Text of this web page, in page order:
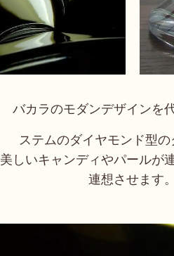
バカラのモダンデザインを
ステムのダイヤモンド型
美しいキャンディやパールが
連想させます